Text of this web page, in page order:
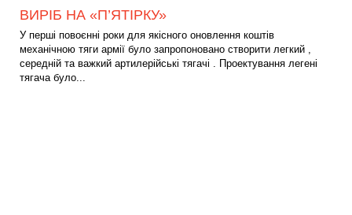
ВИРІБ НА «П’ЯТІРКУ»
У перші повоєнні роки для якісного оновлення коштів
механічною тяги армії було запропоновано створити легкий ,
середній та важкий артилерійські тягачі . Проектування легені
тягача було...